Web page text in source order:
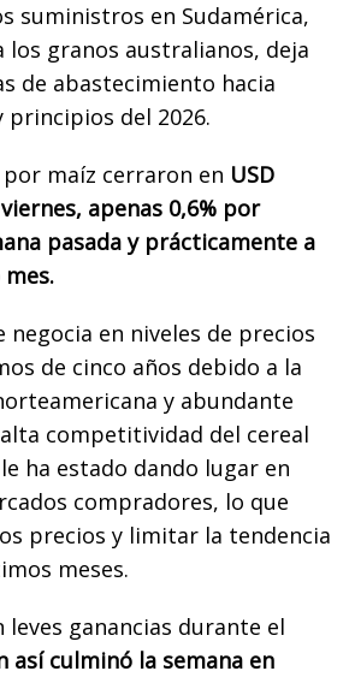
suministros en Sudamérica,
los granos australianos, deja
de abastecimiento hacia
principios del 2026.
maíz cerraron en USD
apenas 0,6% por
pasada y prácticamente a
negocia en niveles de precios
de cinco años debido a la
y abundante
competitividad del cereal
ha estado dando lugar en
compradores, lo que
precios y limitar la tendencia
meses.
leves ganancias durante el
así culminó la semana en